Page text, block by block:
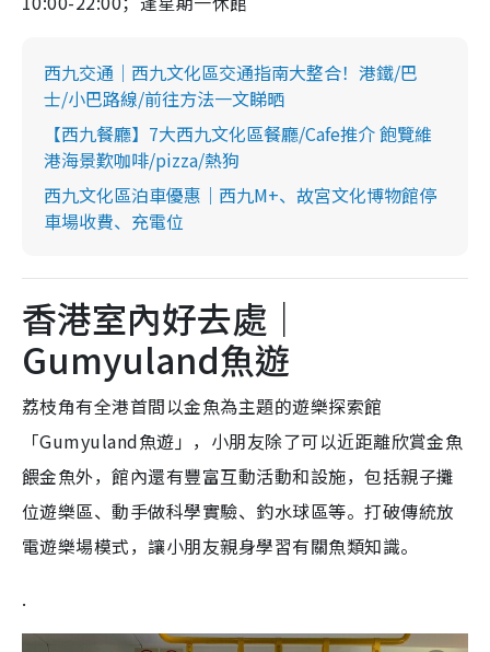
西九交通｜西九文化區交通指南大整合！港鐵/巴
士/小巴路線/前往方法一文睇晒
【西九餐廳】7大西九文化區餐廳/Cafe推介 飽覽維
港海景歎咖啡/pizza/熱狗
西九文化區泊車優惠｜西九M+、故宮文化博物館停
車場收費、充電位
香港室內好去處｜
Gumyuland魚遊
荔枝角有全港首間以金魚為主題的遊樂探索館
「Gumyuland魚遊」，小朋友除了可以近距離欣賞金魚
餵金魚外，館內還有豐富互動活動和設施，包括親子攤
位遊樂區、動手做科學實驗、釣水球區等。打破傳統放
電遊樂場模式，讓小朋友親身學習有關魚類知識。
.